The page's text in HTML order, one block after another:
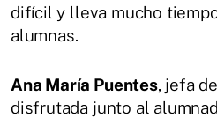
difícil y lleva mucho
alumnas.
Ana María Puentes, jefa
disfrutada junto al